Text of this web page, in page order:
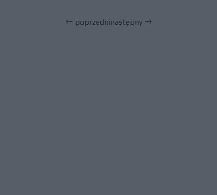
poprzedninastępny